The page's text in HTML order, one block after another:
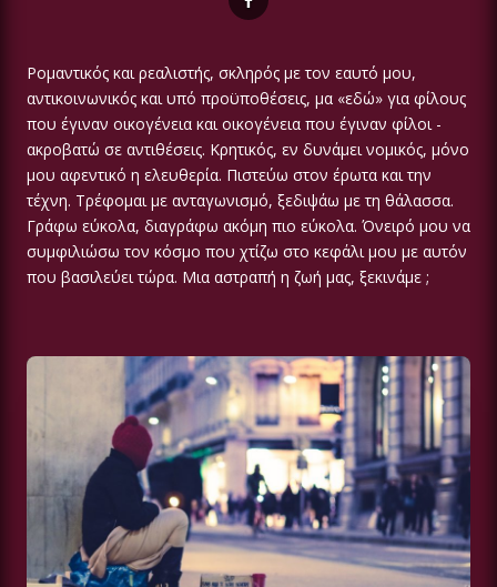
Ρομαντικός και ρεαλιστής, σκληρός με τον εαυτό μου,
αντικοινωνικός και υπό προϋποθέσεις, μα «εδώ» για φίλους
που έγιναν οικογένεια και οικογένεια που έγιναν φίλοι -
ακροβατώ σε αντιθέσεις. Κρητικός, εν δυνάμει νομικός, μόνο
μου αφεντικό η ελευθερία. Πιστεύω στον έρωτα και την
τέχνη. Τρέφομαι με ανταγωνισμό, ξεδιψάω με τη θάλασσα.
Γράφω εύκολα, διαγράφω ακόμη πιο εύκολα. Όνειρό μου να
συμφιλιώσω τον κόσμο που χτίζω στο κεφάλι μου με αυτόν
που βασιλεύει τώρα. Μια αστραπή η ζωή μας, ξεκινάμε ;